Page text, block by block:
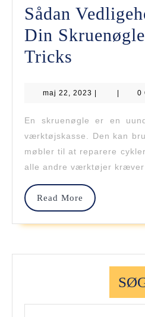
Sådan
Din
Tricks
Du
Din
Tips
Og
Tricks
maj 22, 2023 maj
| | 0
En skruenøgle er en
værktøjskasse. Den kan
møbler til at reparere
alle andre værktøjer kræver
Read More
Read